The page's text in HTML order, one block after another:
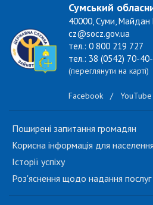
Сумський
40000, Суми, Майдан
cz@socz.gov.ua
тел.: 0 800 219 727
тел.: 38 (0542) 70-
(переглянути на карті)
Facebook / YouTube
Поширені запитання громадян
Корисна інформація для населення
Історії успіху
Роз'яснення щодо надання